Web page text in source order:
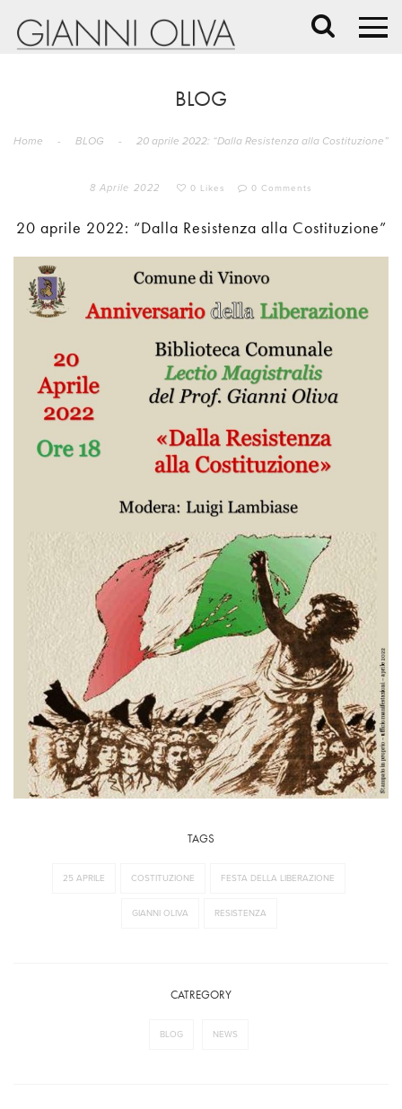
BLOG
Home - BLOG - 20 aprile 2022: “Dalla Resistenza alla Costituzione”
8 Aprile 2022 0 Likes 0 Comments
20 aprile 2022: “Dalla Resistenza alla Costituzione”
TAGS
25 APRILE COSTITUZIONE FESTA DELLA LIBERAZIONE
GIANNI OLIVA RESISTENZA
CATREGORY
BLOG NEWS